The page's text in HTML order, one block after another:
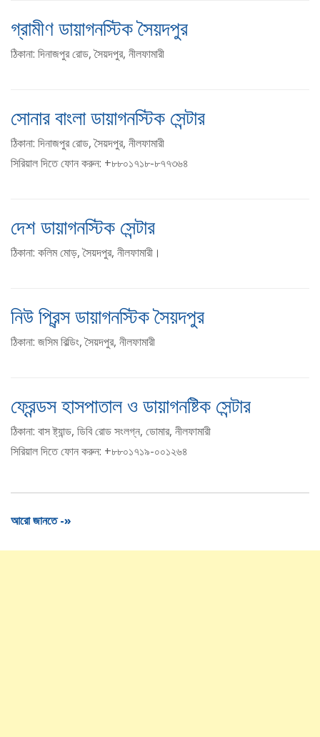
গ্রামীণ ডায়াগনস্টিক সৈয়দপুর
ঠিকানা: দিনাজপুর রোড, সৈয়দপুর, নীলফামারী
সোনার বাংলা ডায়াগনস্টিক সেন্টার
ঠিকানা: দিনাজপুর রোড, সৈয়দপুর, নীলফামারী
সিরিয়াল দিতে ফোন করুন: +৮৮০১৭১৮-৮৭৭৩৬৪
দেশ ডায়াগনস্টিক সেন্টার
ঠিকানা: কলিম মোড়, সৈয়দপুর, নীলফামারী।
নিউ প্রিন্স ডায়াগনস্টিক সৈয়দপুর
ঠিকানা: জসিম বিল্ডিং, সৈয়দপুর, নীলফামারী
ফ্রেন্ডস হাসপাতাল ও ডায়াগনষ্টিক সেন্টার
ঠিকানা: বাস ষ্ট্যান্ড, ডিবি রোড সংলগ্ন, ডোমার, নীলফামারী
সিরিয়াল দিতে ফোন করুন: +৮৮০১৭১৯-০০১২৬৪
আরো জানতে -»